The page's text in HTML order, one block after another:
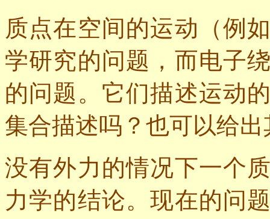
质点在空间的运动（例
学研究的问题，而电子
的问题。它们描述运动
集合描述吗？也可以给
没有外力的情况下一个
力学的结论。现在的问